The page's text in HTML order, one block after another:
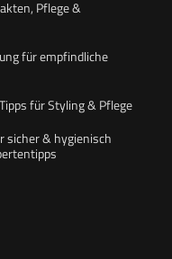
Pflege &
für empfindliche
für Styling & Pflege
sicher & hygienisch